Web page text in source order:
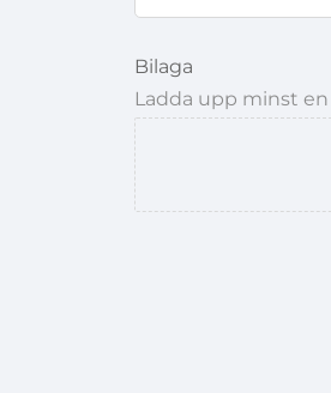
Bilaga
Ladda upp minst